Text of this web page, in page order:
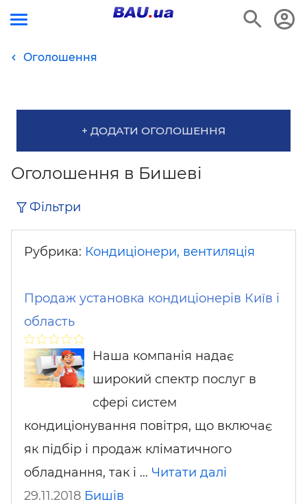
Оголошення
+ ДОДАТИ ОГОЛОШЕННЯ
Оголошення в Бишеві
Фільтри
Рубрика: Кондиціонери, вентиляція
Продаж установка кондиціонерів Київ і
область
Наша компанія надає
широкий спектр послуг в
сфері систем
кондиціонування повітря, що включає
як підбір і продаж кліматичного
обладнання, так і … Читати далі
29.11.2018 Бишів